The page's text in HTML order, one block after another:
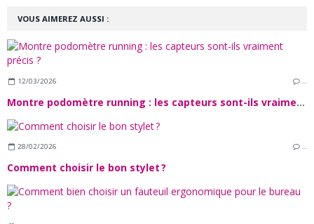
VOUS AIMEREZ AUSSI :
12/03/2026 …
Montre podomètre running : les capteurs sont-ils vraiment précis ?
28/02/2026 …
Comment choisir le bon stylet ?